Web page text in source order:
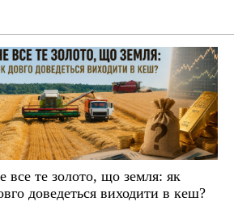
все те золото, що земля: як
доведеться виходити в кеш?